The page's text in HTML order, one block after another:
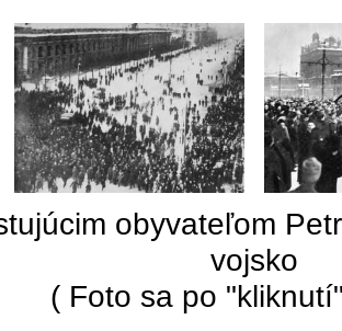
obyvateľom
vojsko
( Foto sa po